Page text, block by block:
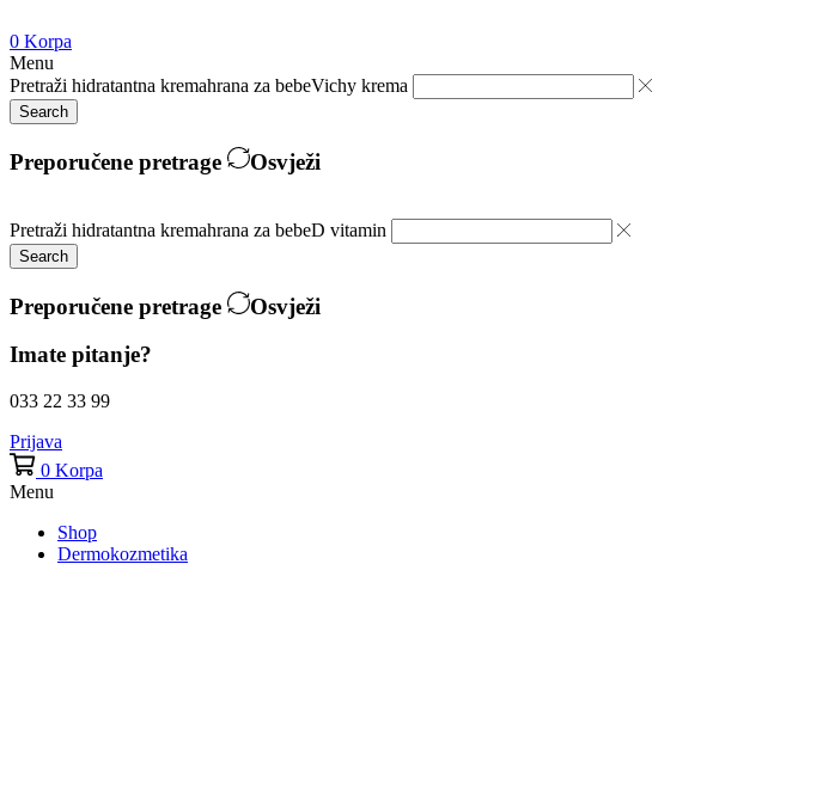
0 Korpa
Menu
Pretraži hidratantna kremahrana za bebeVichy krema
Search
Preporučene pretrage Osvježi
Pretraži hidratantna kremahrana za bebeD vitamin
Search
Preporučene pretrage
Osvježi
Imate pitanje?
033 22 33 99
Prijava
0 Korpa
Menu
Shop
Dermokozmetika